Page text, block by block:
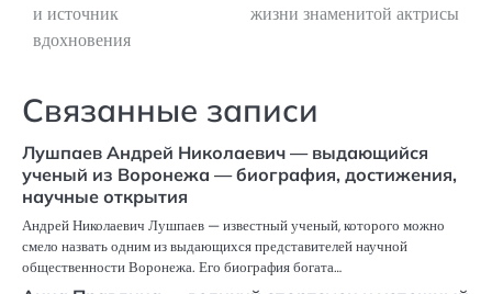
записям
и источник
вдохновения
жизни знаменитой актрисы
Связанные записи
Лушпаев Андрей Николаевич — выдающийся
ученый из Воронежа — биография, достижения,
научные открытия
Андрей Николаевич Лушпаев — известный ученый, которого можно
смело назвать одним из выдающихся представителей научной
общественности Воронежа. Его биография богата…